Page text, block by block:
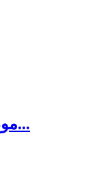
موديول مزيح مستوى جهد منطقي...